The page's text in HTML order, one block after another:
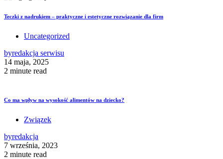
Teczki z nadrukiem – praktyczne i estetyczne rozwiązanie dla firm
Uncategorized
byredakcja serwisu
14 maja, 2025
2 minute read
Co ma wpływ na wysokość alimentów na dziecko?
Związek
byredakcja
7 września, 2023
2 minute read